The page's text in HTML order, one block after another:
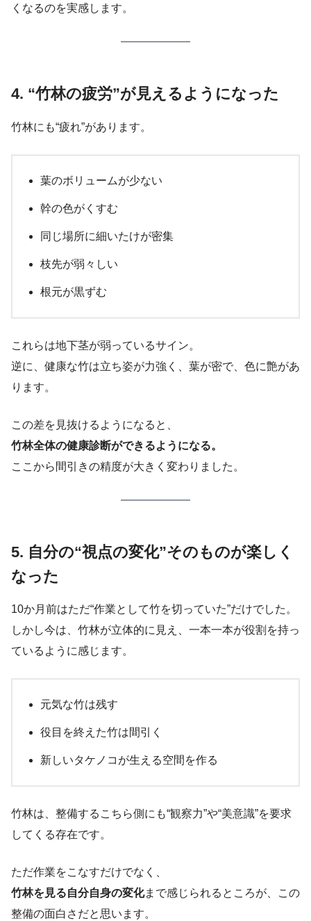
くなるのを実感します。
4. “竹林の疲労”が見えるようになった
竹林にも“疲れ”があります。
葉のボリュームが少ない
幹の色がくすむ
同じ場所に細いたけが密集
枝先が弱々しい
根元が黒ずむ
これらは地下茎が弱っているサイン。
逆に、健康な竹は立ち姿が力強く、葉が密で、色に艶があ
ります。
この差を見抜けるようになると、
竹林全体の健康診断ができるようになる。
ここから間引きの精度が大きく変わりました。
5. 自分の“視点の変化”そのものが楽しく
なった
10か月前はただ“作業として竹を切っていた”だけでした。
しかし今は、竹林が立体的に見え、一本一本が役割を持っ
ているように感じます。
元気な竹は残す
役目を終えた竹は間引く
新しいタケノコが生える空間を作る
竹林は、整備するこちら側にも“観察力”や“美意識”を要求
してくる存在です。
ただ作業をこなすだけでなく、
竹林を見る自分自身の変化まで感じられるところが、この
整備の面白さだと思います。